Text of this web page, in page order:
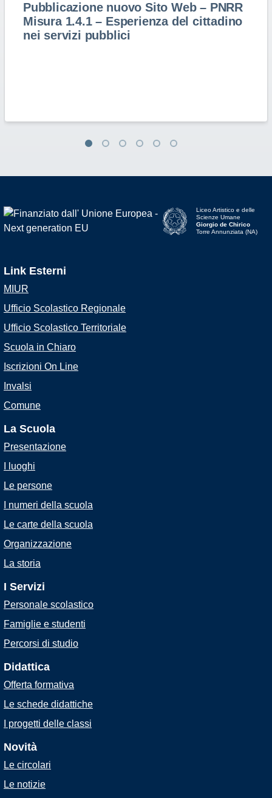
Pubblicazione nuovo Sito Web – PNRR
Misura 1.4.1 – Esperienza del cittadino
nei servizi pubblici
Liceo Artistico e delle
Scienze Umane
Giorgio de Chirico
Torre Annunziata (NA)
Link Esterni
MIUR
Ufficio Scolastico Regionale
Ufficio Scolastico Territoriale
Scuola in Chiaro
Iscrizioni On Line
Invalsi
Comune
La Scuola
Presentazione
I luoghi
Le persone
I numeri della scuola
Le carte della scuola
Organizzazione
La storia
I Servizi
Personale scolastico
Famiglie e studenti
Percorsi di studio
Didattica
Offerta formativa
Le schede didattiche
I progetti delle classi
Novità
Le circolari
Le notizie